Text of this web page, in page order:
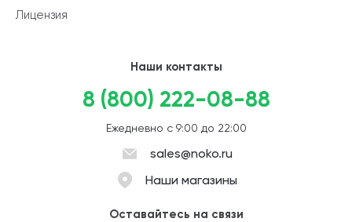
Лицензия
Наши контакты
8 (800) 222-08-88
Ежедневно с 9:00 до 22:00
sales@noko.ru
Наши магазины
Оставайтесь на связи